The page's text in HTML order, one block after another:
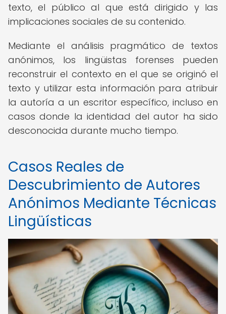
texto, el público al que está dirigido y las
implicaciones sociales de su contenido.
Mediante el análisis pragmático de textos
anónimos, los lingüistas forenses pueden
reconstruir el contexto en el que se originó el
texto y utilizar esta información para atribuir
la autoría a un escritor específico, incluso en
casos donde la identidad del autor ha sido
desconocida durante mucho tiempo.
Casos Reales de
Descubrimiento de Autores
Anónimos Mediante Técnicas
Lingüísticas